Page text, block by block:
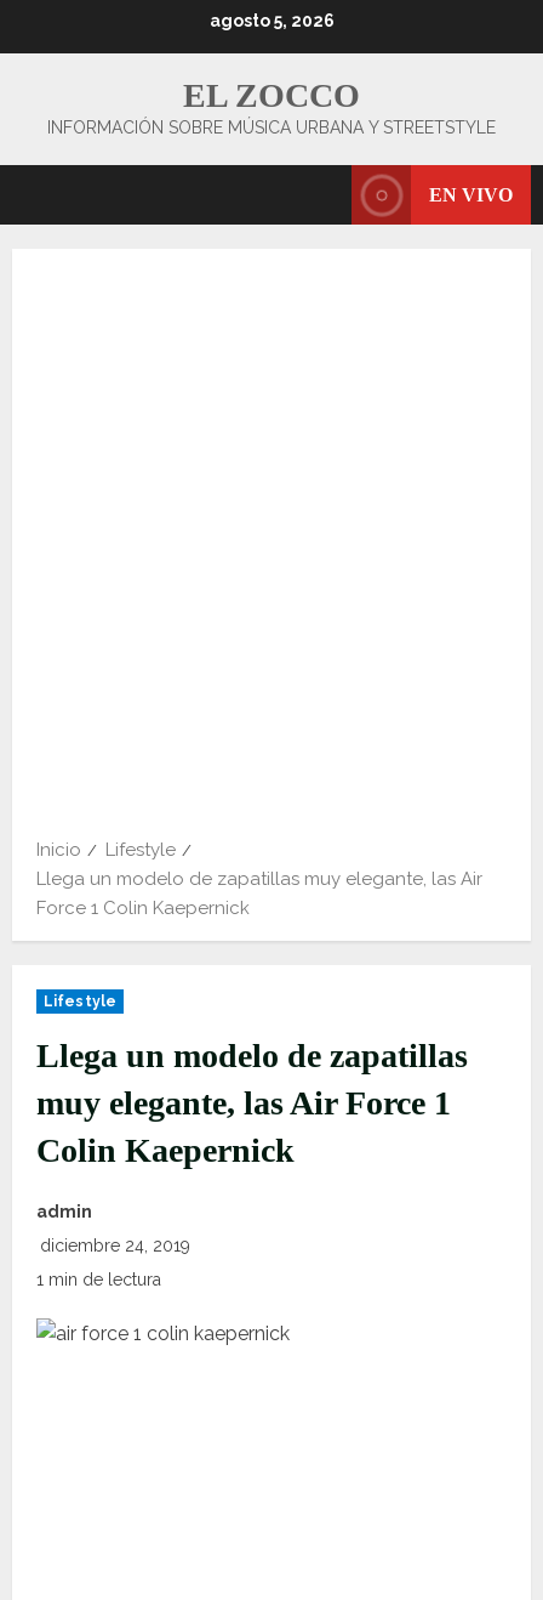
agosto 5, 2026
EL ZOCCO
INFORMACIÓN SOBRE MÚSICA URBANA Y STREETSTYLE
EN VIVO
Inicio
Lifestyle
Llega un modelo de zapatillas muy elegante, las Air
Force 1 Colin Kaepernick
Lifestyle
Llega un modelo de zapatillas
muy elegante, las Air Force 1
Colin Kaepernick
admin
diciembre 24, 2019
1 min de lectura